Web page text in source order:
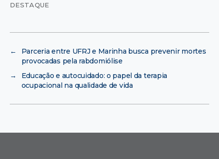
DESTAQUE
←
Parceria entre UFRJ e Marinha busca prevenir mortes
provocadas pela rabdomiólise
→
Educação e autocuidado: o papel da terapia
ocupacional na qualidade de vida